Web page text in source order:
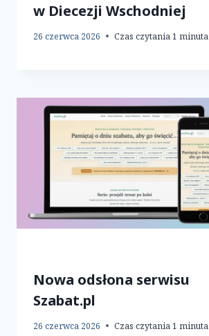
w Diecezji Wschodniej
26 czerwca 2026 Czas czytania1 minuta
Nowa odsłona serwisu
Szabat.pl
26 czerwca 2026 Czas czytania1 minuta